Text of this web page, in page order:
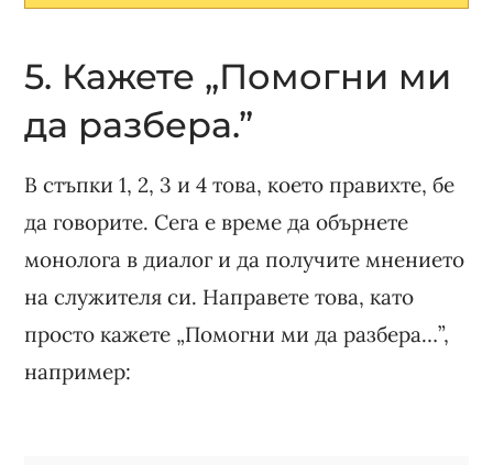
5. Кажете „Помогни ми
да разбера.”
В стъпки 1, 2, 3 и 4 това, което правихте, бе
да говорите. Сега е време да обърнете
монолога в диалог и да получите мнението
на служителя си. Направете това, като
просто кажете „Помогни ми да разбера…”,
например: